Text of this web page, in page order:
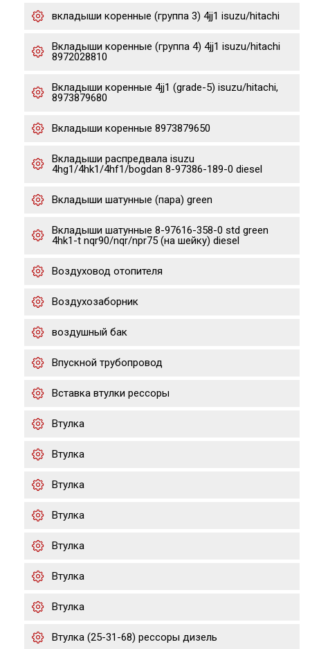
вкладыши коренные (группа 3) 4jj1 isuzu/hitachi
Вкладыши коренные (группа 4) 4jj1 isuzu/hitachi
8972028810
Вкладыши коренные 4jj1 (grade-5) isuzu/hitachi,
8973879680
Вкладыши коренные 8973879650
Вкладыши распредвала isuzu
4hg1/4hk1/4hf1/bogdan 8-97386-189-0 diesel
Вкладыши шатунные (пара) green
Вкладыши шатунные 8-97616-358-0 std green
4hk1-t nqr90/nqr/npr75 (на шейку) diesel
Воздуховод отопителя
Воздухозаборник
воздушный бак
Впускной трубопровод
Вставка втулки рессоры
Втулка
Втулка
Втулка
Втулка
Втулка
Втулка
Втулка
Втулка (25-31-68) рессоры дизель